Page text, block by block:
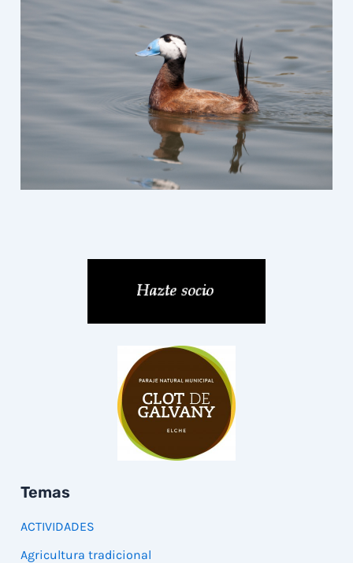
Temas
ACTIVIDADES
Agricultura tradicional